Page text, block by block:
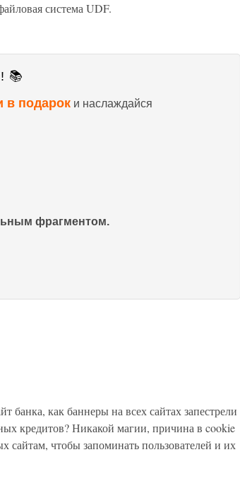
система UDF.
📚
в подарок и наслаждайся
фрагментом.
банка, как баннеры на всех сайтах запестрели
кредитов? Никакой магии, причина в cookie
чтобы запоминать пользователей и их